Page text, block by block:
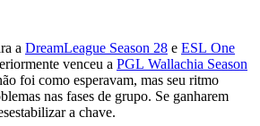
a DreamLeague Season 28 e ESL One
venceu a PGL Wallachia Season
foi como esperavam, mas seu ritmo
nas fases de grupo. Se ganharem
a chave.